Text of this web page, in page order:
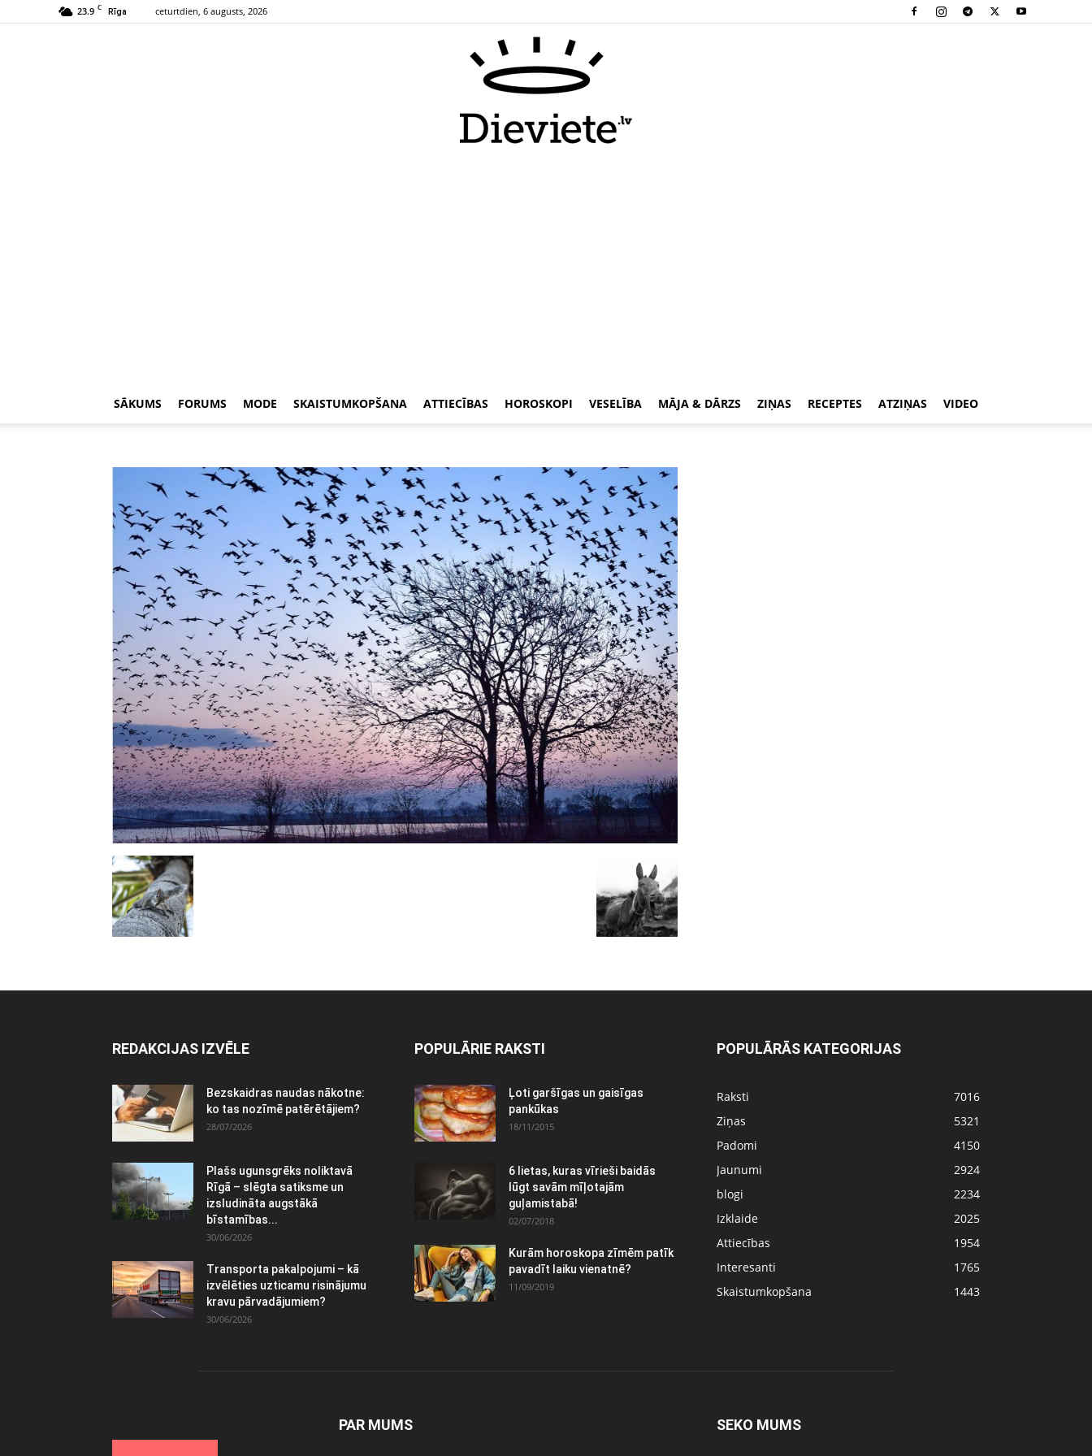
23.9 C Rīga ceturtdien, 6 augusts, 2026
SĀKUMS FORUMS MODE SKAISTUMKOPŠANA ATTIECĪBAS HOROSKOPI VESELĪBA MĀJA & DĀRZS ZIŅAS RECEPTES ATZIŅAS VIDEO
REDAKCIJAS IZVĒLE
Bezskaidras naudas nākotne:
ko tas nozīmē patērētājiem?
28/07/2026
Plašs ugunsgrēks noliktavā
Rīgā – slēgta satiksme un
izsludināta augstākā
bīstamības...
30/06/2026
Transporta pakalpojumi – kā
izvēlēties uzticamu risinājumu
kravu pārvadājumiem?
30/06/2026
POPULĀRIE RAKSTI
Ļoti garšīgas un gaisīgas
pankūkas
18/11/2015
6 lietas, kuras vīrieši baidās
lūgt savām mīļotajām
guļamistabā!
02/07/2018
Kurām horoskopa zīmēm patīk
pavadīt laiku vienatnē?
11/09/2019
POPULĀRĀS KATEGORIJAS
Raksti
7016
Ziņas
5321
Padomi
4150
Jaunumi
2924
blogi
2234
Izklaide
2025
Attiecības
1954
Interesanti
1765
Skaistumkopšana
1443
PAR MUMS SEKO MUMS